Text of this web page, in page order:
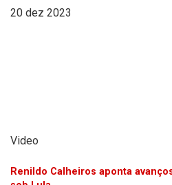
20 dez 2023
Video
Renildo Calheiros aponta